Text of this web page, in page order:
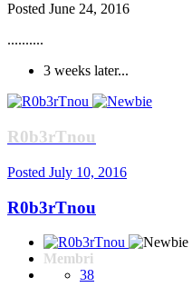
Posted June 24, 2016
..........
3 weeks later...
R0b3rTnou
Posted July 10, 2016
R0b3rTnou
Membri
38